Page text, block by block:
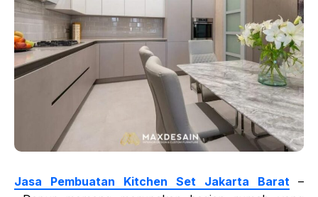
Jasa Pembuatan Kitchen Set Jakarta Barat –